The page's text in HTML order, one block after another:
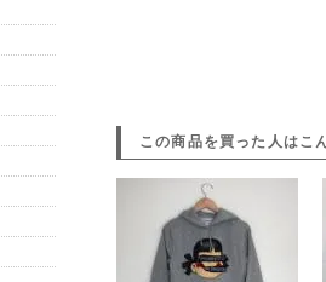
この商品を買った人はこ